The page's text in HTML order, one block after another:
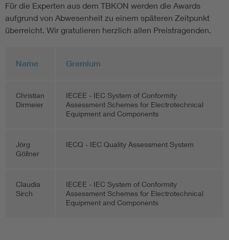
Für die Experten aus dem TBKON werden die Awards
aufgrund von Abwesenheit zu einem späteren Zeitpunkt
überreicht. Wir gratulieren herzlich allen Preistragenden.
Name Gremium
Christian
Dirmeier
IECEE - IEC System of Conformity
Assessment Schemes for Electrotechnical
Equipment and Components
Jörg
Göllner
IECQ - IEC Quality Assessment System
Claudia
Sirch
IECEE - IEC System of Conformity
Assessment Schemes for Electrotechnical
Equipment and Components